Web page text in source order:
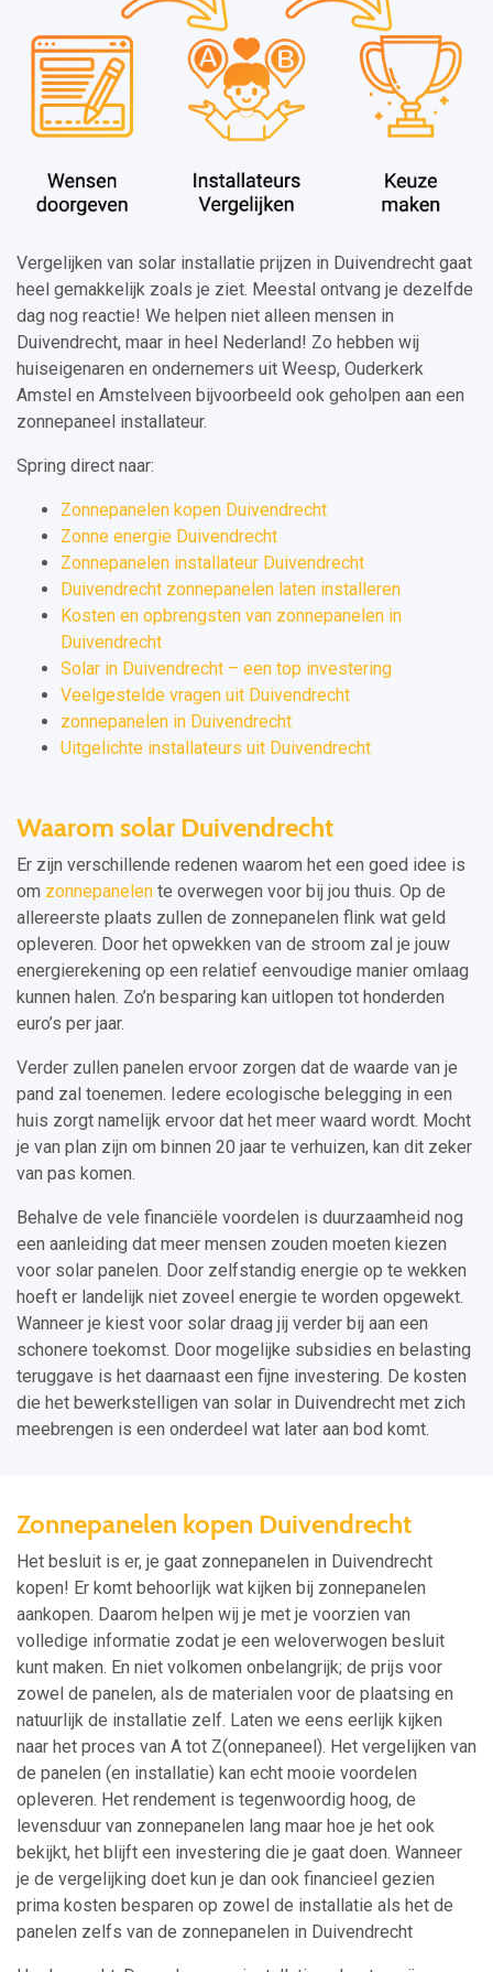
Vergelijken van solar installatie prijzen in Duivendrecht gaat
heel gemakkelijk zoals je ziet. Meestal ontvang je dezelfde
dag nog reactie! We helpen niet alleen mensen in
Duivendrecht, maar in heel Nederland! Zo hebben wij
huiseigenaren en ondernemers uit Weesp, Ouderkerk
Amstel en Amstelveen bijvoorbeeld ook geholpen aan een
zonnepaneel installateur.
Spring direct naar:
Zonnepanelen kopen Duivendrecht
Zonne energie Duivendrecht
Zonnepanelen installateur Duivendrecht
Duivendrecht zonnepanelen laten installeren
Kosten en opbrengsten van zonnepanelen in
Duivendrecht
Solar in Duivendrecht – een top investering
Veelgestelde vragen uit Duivendrecht
zonnepanelen in Duivendrecht
Uitgelichte installateurs uit Duivendrecht
Waarom solar Duivendrecht
Er zijn verschillende redenen waarom het een goed idee is
om zonnepanelen te overwegen voor bij jou thuis. Op de
allereerste plaats zullen de zonnepanelen flink wat geld
opleveren. Door het opwekken van de stroom zal je jouw
energierekening op een relatief eenvoudige manier omlaag
kunnen halen. Zo’n besparing kan uitlopen tot honderden
euro’s per jaar.
Verder zullen panelen ervoor zorgen dat de waarde van je
pand zal toenemen. Iedere ecologische belegging in een
huis zorgt namelijk ervoor dat het meer waard wordt. Mocht
je van plan zijn om binnen 20 jaar te verhuizen, kan dit zeker
van pas komen.
Behalve de vele financiële voordelen is duurzaamheid nog
een aanleiding dat meer mensen zouden moeten kiezen
voor solar panelen. Door zelfstandig energie op te wekken
hoeft er landelijk niet zoveel energie te worden opgewekt.
Wanneer je kiest voor solar draag jij verder bij aan een
schonere toekomst. Door mogelijke subsidies en belasting
teruggave is het daarnaast een fijne investering. De kosten
die het bewerkstelligen van solar in Duivendrecht met zich
meebrengen is een onderdeel wat later aan bod komt.
Zonnepanelen kopen Duivendrecht
Het besluit is er, je gaat zonnepanelen in Duivendrecht
kopen! Er komt behoorlijk wat kijken bij zonnepanelen
aankopen. Daarom helpen wij je met je voorzien van
volledige informatie zodat je een weloverwogen besluit
kunt maken. En niet volkomen onbelangrijk; de prijs voor
zowel de panelen, als de materialen voor de plaatsing en
natuurlijk de installatie zelf. Laten we eens eerlijk kijken
naar het proces van A tot Z(onnepaneel). Het vergelijken van
de panelen (en installatie) kan echt mooie voordelen
opleveren. Het rendement is tegenwoordig hoog, de
levensduur van zonnepanelen lang maar hoe je het ook
bekijkt, het blijft een investering die je gaat doen. Wanneer
je de vergelijking doet kun je dan ook financieel gezien
prima kosten besparen op zowel de installatie als het de
panelen zelfs van de zonnepanelen in Duivendrecht